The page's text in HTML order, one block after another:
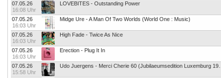
07.05.26
16:08 Uhr
LOVEBITES - Outstanding Power
07.05.26
16:03 Uhr
Midge Ure - A Man Of Two Worlds (World One : Music)
07.05.26
16:03 Uhr
High Fade - Twice As Nice
07.05.26
16:03 Uhr
Erection - Plug It In
07.05.26
15:58 Uhr